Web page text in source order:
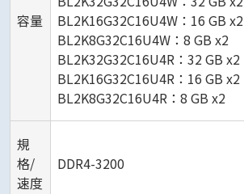
容量
BL2K16G32C16U4W：16 GB x2
BL2K8G32C16U4W：8 GB x2
BL2K32G32C16U4R：32 GB x2
BL2K16G32C16U4R：16 GB x2
BL2K8G32C16U4R：8 GB x2
規
格/
速度
DDR4-3200